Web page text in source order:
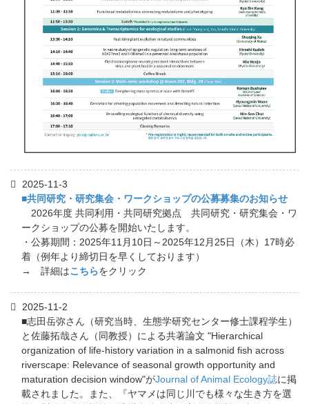
2025-11-3
■共同研究・研究集会・ワークショップの公募募集のお知らせ
2026年度 共同利用・共同研究拠点 共同研究・研究集会・ワ
ークショップの公募を開始いたします。
・公募期間：2025年11月10日～2025年12月25日（木）17時必
着（例年より締切日を早くしております）
→ 詳細は こちらをクリック
2025-11-2
■志田岳弥さん（研究当時、生態学研究センター修士課程学生）
と佐藤拓哉さん（同教授）による共著論文 "Hierarchical
organization of life-history variation in a salmonid fish across
riverscape: Relevance of seasonal growth opportunity and
maturation decision window"がJournal of Animal Ecology誌に掲
載されました。また、『ヤマメは同じ川でも様々な生き方を選